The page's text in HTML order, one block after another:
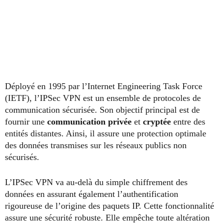
Déployé en 1995 par l’Internet Engineering Task Force
(IETF), l’IPSec VPN est un ensemble de protocoles de
communication sécurisée. Son objectif principal est de
fournir une communication privée et cryptée entre des
entités distantes. Ainsi, il assure une protection optimale
des données transmises sur les réseaux publics non
sécurisés.
L’IPSec VPN va au-delà du simple chiffrement des
données en assurant également l’authentification
rigoureuse de l’origine des paquets IP. Cette fonctionnalité
assure une sécurité robuste. Elle empêche toute altération